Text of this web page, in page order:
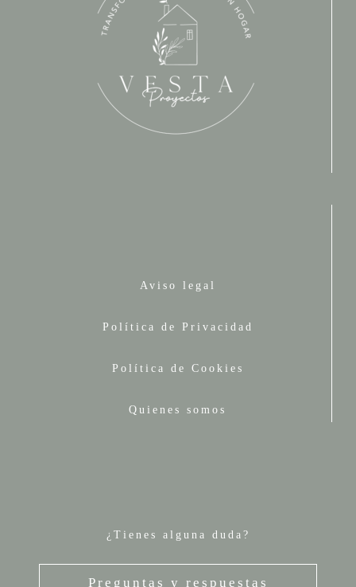
Aviso legal
Política de Privacidad
Política de Cookies
Quienes somos
¿Tienes alguna duda?
Preguntas y respuestas